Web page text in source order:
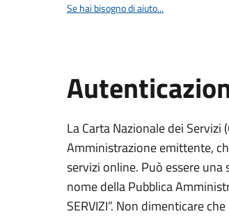
Se hai bisogno di aiuto...
La Carta Nazionale dei Servizi
Amministrazione emittente,
servizi online. Può essere
nome della Pubblica
SERVIZI”. Non dimenticare